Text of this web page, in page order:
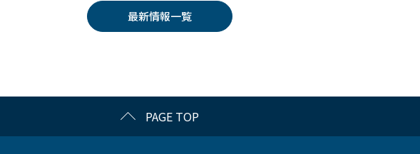
最新情報一覧
PAGE TOP